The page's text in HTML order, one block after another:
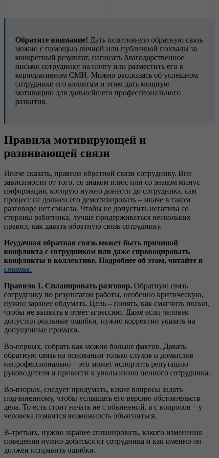
Обратите внимание! Дать позитивную обратную связь
можно с помощью личной или публичной похвалы за
конкретный результат, написать благодарственное
письмо сотруднику на почту или разместить его в
корпоративном СМИ. Можно рассказать об успешном
сотруднике его коллегам и этим дать мощную
мотивацию для дальнейшего профессионального
развития.
Правила мотивирующей и
развивающей связи
Иначе сказать, правила обратной связи сотруднику. Вне
зависимости от того, со знаком плюс или со знаком минус
информация, которую нужно донести до сотрудника, сам
процесс не должен его демотивировать – иначе в таком
разговоре нет смысла. Чтобы не допустить негатива со
стороны работника, лучше придерживаться нескольких
правил, как давать обратную связь сотруднику.
Неудачная обратная связь может быть причиной
конфликта с сотрудником или даже спровоцировать
конфликты в коллективе. Подробнее об этом, читайте в
статье.
Правило 1. Спланировать разговор. Обратную связь
сотруднику по результатам работы, особенно критическую,
нужно заранее обдумать. Цель – понять, как смягчить посыл,
чтобы не вызвать в ответ агрессию. Даже если человек
допустил реальные ошибки, нужно корректно указать на
допущенные промахи.
Во-первых, собрать как можно больше фактов. Давать
обратную связь на основании только слухов и домыслов
непрофессионально – это может испортить репутацию
руководителя и привести к увольнению ценного сотрудника.
Во-вторых, следует продумать, какие вопросы задать
подчиненному, чтобы услышать его версию обстоятельств
дела. То есть стоит начать не с обвинений, а с вопросов – у
человека появится возможность объясниться.
В-третьих, нужно заранее спланировать, какого изменения
поведения нужно добиться от сотрудника и как именно он
должен исправить ошибки.